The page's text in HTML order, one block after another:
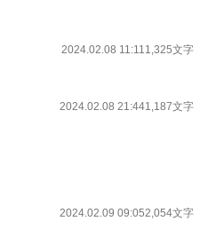
2024.02.08 11:111,325文字
2024.02.08 21:441,187文字
2024.02.09 09:052,054文字